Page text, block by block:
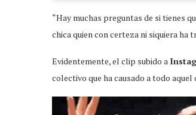
“Hay muchas preguntas de si tienes
chica quien con certeza ni siquiera ha
Evidentemente, el clip subido a
colectivo que ha causado a todo